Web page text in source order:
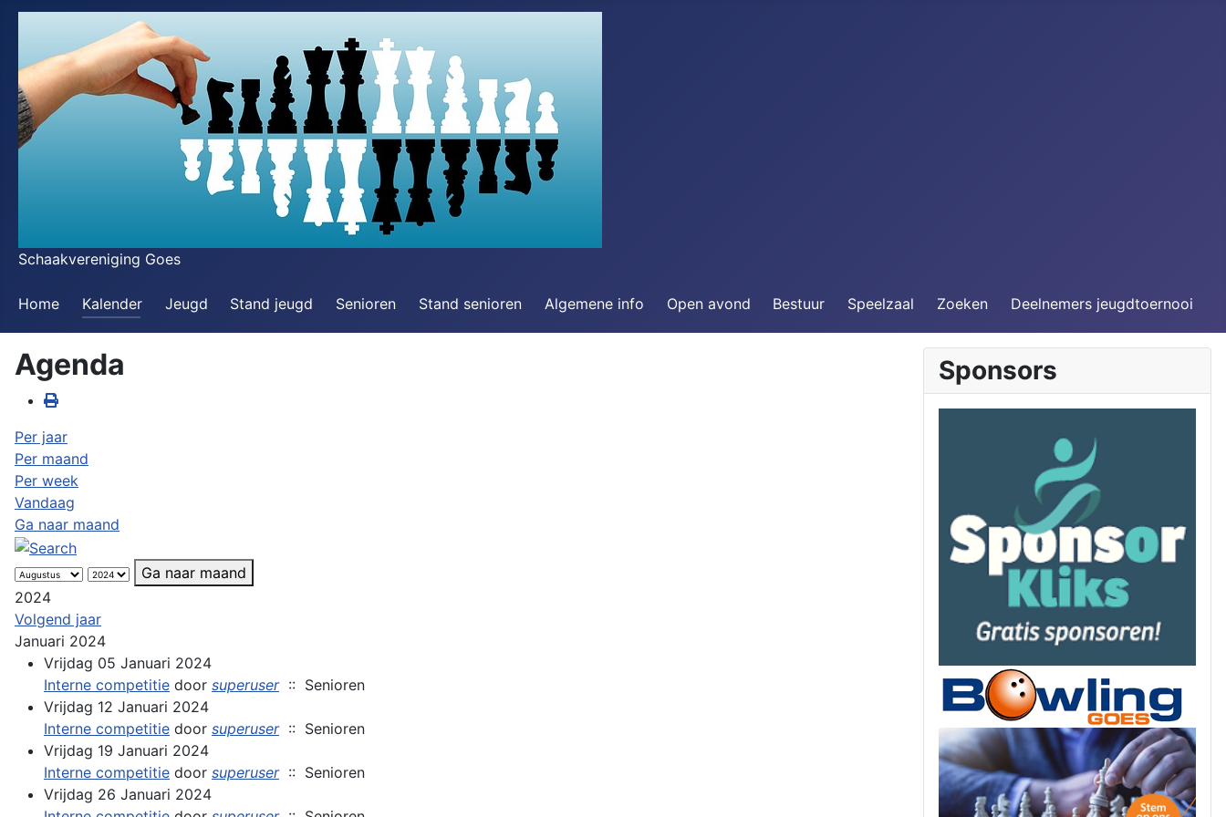
Schaakvereniging Goes
Home Kalender Jeugd Stand jeugd Senioren Stand senioren Algemene info Open avond Bestuur Speelzaal Zoeken Deelnemers jeugdtoernooi
Agenda
Per jaar
Per maand
Per week
Vandaag
Ga naar maand
Ga naar maand
2024
Volgend jaar
Januari 2024
Vrijdag 05 Januari 2024
Interne competitie door superuser:: Senioren
Vrijdag 12 Januari 2024
Interne competitie door superuser:: Senioren
Vrijdag 19 Januari 2024
Interne competitie door superuser:: Senioren
Vrijdag 26 Januari 2024
Sponsors